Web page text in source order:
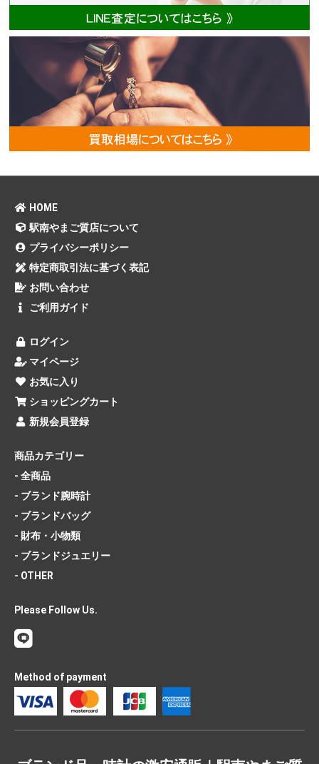
HOME
駅南やまご質店について
プライバシーポリシー
特定商取引法に基づく表記
お問い合わせ
ご利用ガイド
ログイン
マイページ
お気に入り
ショッピングカート
新規会員登録
商品カテゴリー
- 全商品
- ブランド腕時計
- ブランドバッグ
- 財布・小物類
- ブランドジュエリー
- OTHER
Please Follow Us.
Method of payment